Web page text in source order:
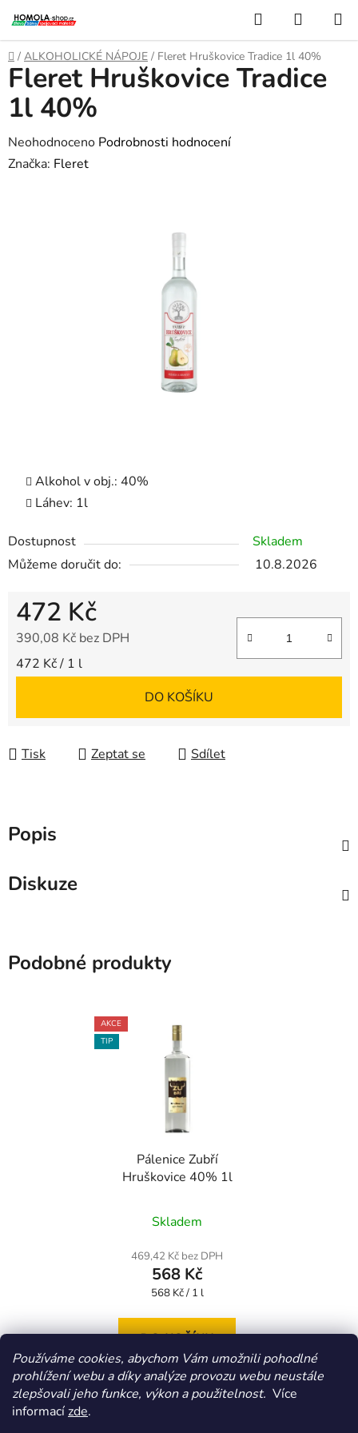
Používáme cookies, abychom Vám umožnili pohodlné
prohlížení webu a díky analýze provozu webu neustále
zlepšovali jeho funkce, výkon a použitelnost. Více
informacízde.
na
obsah
Hledat
KOŠÍK
Domů
/ ALKOHOLICKÉ NÁPOJE / Fleret Hruškovice Tradice 1l 40%
Alkohol v obj.: 40%
Láhev: 1l
Dostupnost
Skladem
Můžeme doručit do:
10.8.2026
472 Kč
390,08 Kč bez DPH
Měrná cena:
472 Kč / 1 l
DO KOŠÍKU
Tisk Zeptat se Sdílet
Fleret Hruškovice Tradice
1l 40%
Průměrné
hodnocení
Neohodnoceno Podrobnosti hodnocení
Značka: Fleret
Popis
Diskuze
Podobné produkty
AKCE
TIP
Pálenice Zubří
Hruškovice 40% 1l
Skladem
469,42 Kč bez DPH
568 Kč
Měrná
568 Kč / 1 l
DO KOŠÍKU